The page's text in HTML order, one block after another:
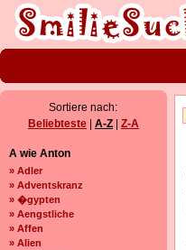
Sortiere nach:
Beliebteste
A-Z Z-A
A wie Anton
» Adler
» Adventskranz
» �gypten
» Aengstliche
» Affen
» Alien